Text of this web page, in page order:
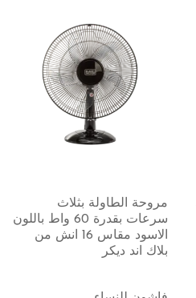
طاولة كيّ قابلة للطي
والتخزين بسهولة من جوزيف
جوزيف، رمادي وأسود